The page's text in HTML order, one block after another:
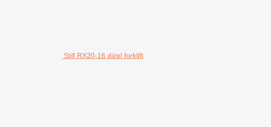
Still RX20-16 dizel forklift